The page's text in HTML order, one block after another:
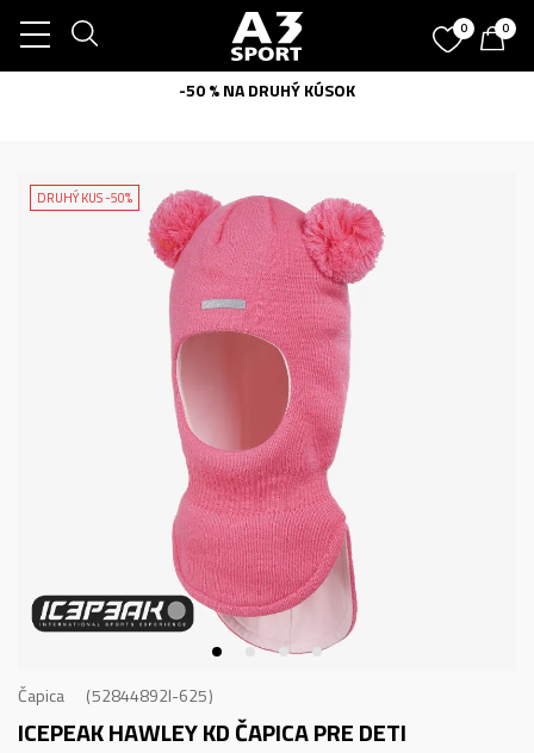
0 0
-50 % NA DRUHÝ KÚSOK
DRUHÝ KUS -50%
Čapica 52844892I-625
ICEPEAK HAWLEY KDČAPICA PRE DETI